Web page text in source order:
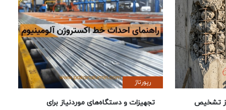
تشخیص
رپورتاژ
تجهیزات و دستگاه‌های موردنیاز برای